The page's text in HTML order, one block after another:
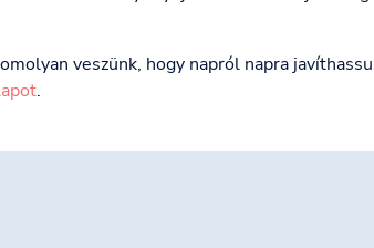
veszünk, hogy napról napra
.